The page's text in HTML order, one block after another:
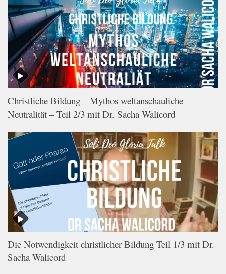
Christliche Bildung – Mythos weltanschauliche
Neutralität – Teil 2/3 mit Dr. Sacha Walicord
Die Notwendigkeit christlicher Bildung Teil 1/3 mit Dr.
Sacha Walicord